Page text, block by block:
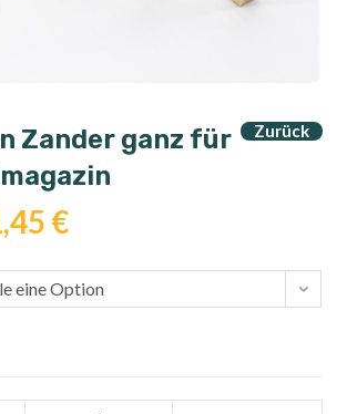
Zurück
Zander ganz für
€
eine Option